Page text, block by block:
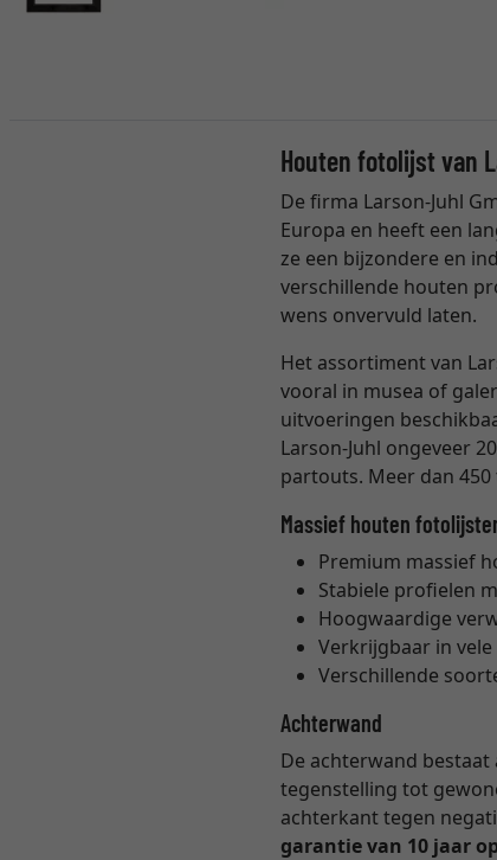
Houten fotolijst van
De firma Larson-Juhl
Europa en heeft een
ze een bijzondere en
verschillende houten
wens onvervuld laten.
Het assortiment van
vooral in musea of
uitvoeringen
Larson-Juhl ongeveer
partouts. Meer dan
Massief houten
Premium massief
Stabiele profielen
Hoogwaardige
Verkrijgbaar in
Verschillende
Achterwand
De achterwand
tegenstelling tot
achterkant tegen
garantie van 10 jaar